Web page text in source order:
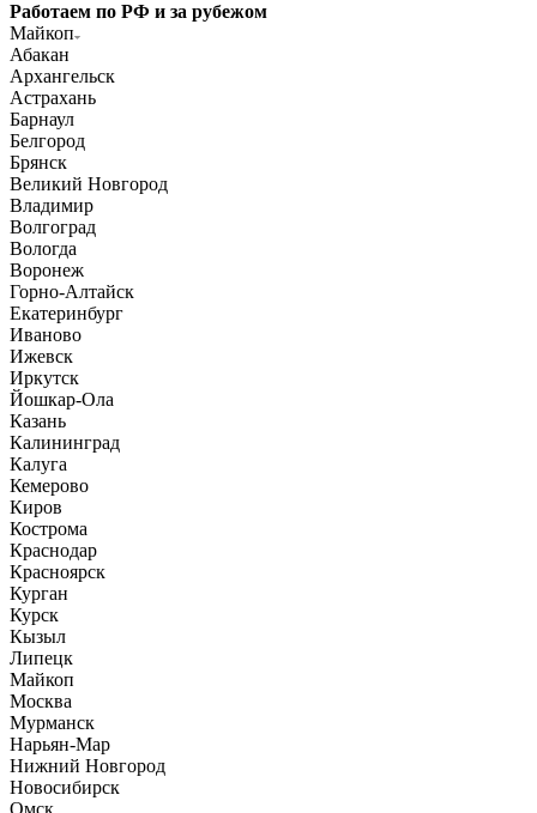
Работаем по РФ и за рубежом
Майкоп
Абакан
Архангельск
Астрахань
Барнаул
Белгород
Брянск
Великий Новгород
Владимир
Волгоград
Вологда
Воронеж
Горно-Алтайск
Екатеринбург
Иваново
Ижевск
Иркутск
Йошкар-Ола
Казань
Калининград
Калуга
Кемерово
Киров
Кострома
Краснодар
Красноярск
Курган
Курск
Кызыл
Липецк
Майкоп
Москва
Мурманск
Нарьян-Мар
Нижний Новгород
Новосибирск
Омск